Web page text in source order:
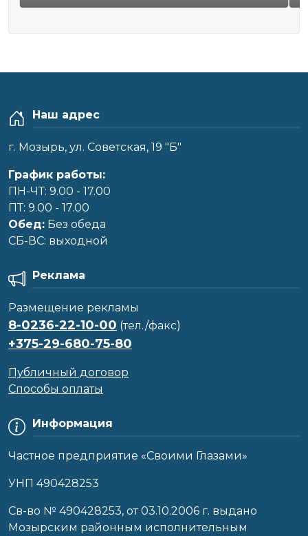
Наш адрес
г. Мозырь, ул. Советская, 19 "Б"
График работы:
ПН-ЧТ: 9.00 - 17.00
ПТ: 9.00 - 17.00
Обед: Без обеда
CБ-ВС: выходной
Информация
Частное предприятие «Своими Глазами»
УНП 490428253
Cв-во № 490428253, от 03.10.2006 г. выдано
Мозырским районным исполнительным
Реклама
Размещение рекламы
8-0236-22-10-00 (тел./факс)
+375-29-680-75-80
Публичный договор
Способы оплаты